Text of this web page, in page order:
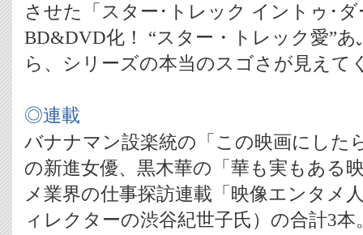
させた「スター･トレック イントゥ･
BD&DVD化！ “スター・トレック愛”
ら、シリーズの本当のスゴさが見えて
◎連載
バナナマン設楽統の「この映画にした
の新進女優、黒木華の「華も実もある
メ業界の仕事探訪連載「映像エンタメ
ィレクターの渋谷紀世子氏）の合計3本